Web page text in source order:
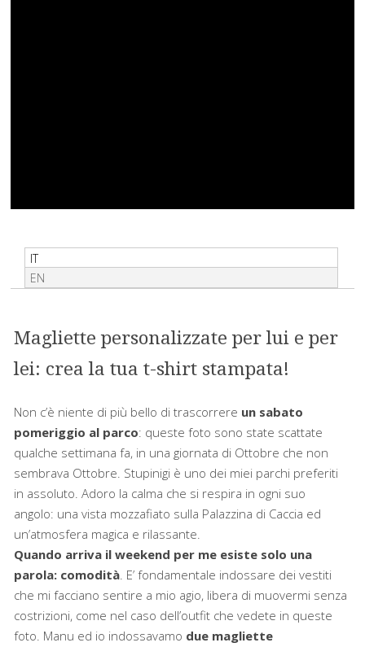
IT
EN
Magliette personalizzate per lui e per
lei: crea la tua t-shirt stampata!
Non c’è niente di più bello di trascorrere un sabato
pomeriggio al parco: queste foto sono state scattate
qualche settimana fa, in una giornata di Ottobre che non
sembrava Ottobre. Stupinigi è uno dei miei parchi preferiti
in assoluto. Adoro la calma che si respira in ogni suo
angolo: una vista mozzafiato sulla Palazzina di Caccia ed
un’atmosfera magica e rilassante.
Quando arriva il weekend per me esiste solo una
parola: comodità. E’ fondamentale indossare dei vestiti
che mi facciano sentire a mio agio, libera di muovermi senza
costrizioni, come nel caso dell’outfit che vedete in queste
foto. Manu ed io indossavamo due magliette